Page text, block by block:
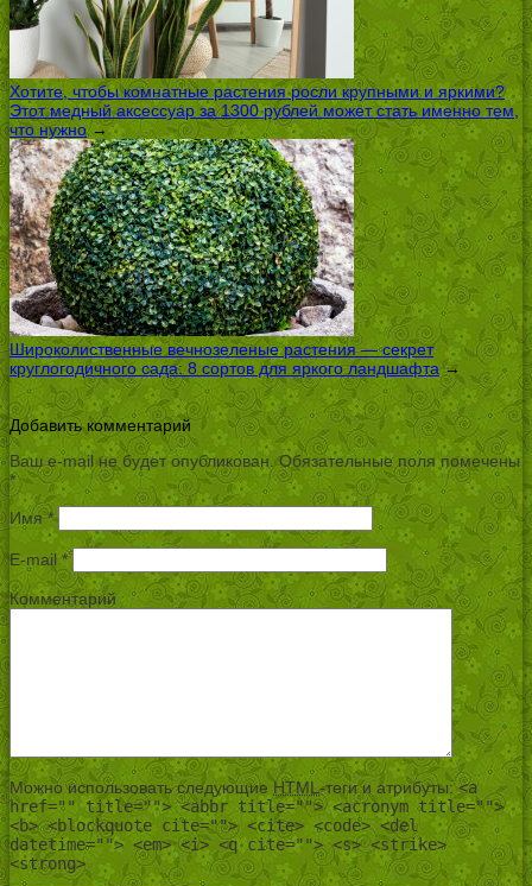
Хотите, чтобы комнатные растения росли крупными и яркими?
Этот медный аксессуар за 1300 рублей может стать именно тем,
что нужно→
Широколиственные вечнозеленые растения — секрет
круглогодичного сада: 8 сортов для яркого ландшафта→
Добавить комментарий
Ваш e-mail не будет опубликован. Обязательные поля помечены
*
Имя*
E-mail *
Комментарий
Можно использовать следующие HTML-теги и атрибуты:<a
href="" title=""> <abbr title=""> <acronym title="">
<b> <blockquote cite=""> <cite> <code> <del
datetime=""> <em> <i> <q cite=""> <s> <strike>
<strong>